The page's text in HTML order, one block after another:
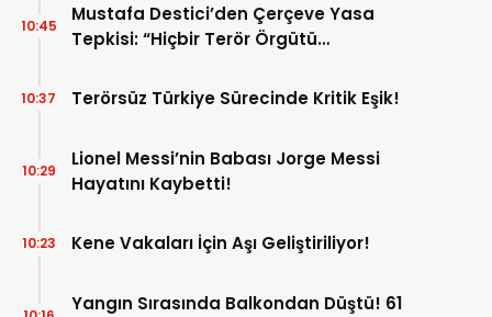
Mustafa Destici’den Çerçeve Yasa
Tepkisi: “Hiçbir Terör Örgütü
Edilemez”
10:45
Terörsüz Türkiye Sürecinde Kritik Eşik!
10:37
Lionel Messi’nin Babası Jorge Messi
Hayatını Kaybetti!
10:29
Kene Vakaları İçin Aşı Geliştiriliyor!
10:23
Yangın Sırasında Balkondan Düştü! 61